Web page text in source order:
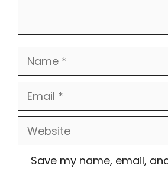
Name
Email
Website
Save my name, email,